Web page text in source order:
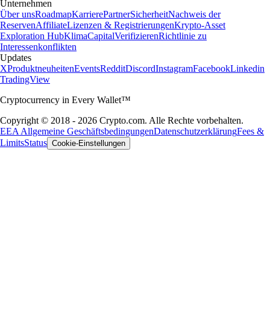
Unternehmen
Über unsRoadmapKarrierePartnerSicherheitNachweis der
ReservenAffiliateLizenzen & RegistrierungenKrypto-Asset
Exploration HubKlimaCapitalVerifizierenRichtlinie zu
Interessenkonflikten
Updates
XProduktneuheitenEventsRedditDiscordInstagramFacebookLinkedin
TradingView
Cryptocurrency in Every Wallet™
Copyright © 2018 - 2026 Crypto.com. Alle Rechte vorbehalten.
EEA Allgemeine GeschäftsbedingungenDatenschutzerklärungFees &
LimitsStatus Cookie-Einstellungen